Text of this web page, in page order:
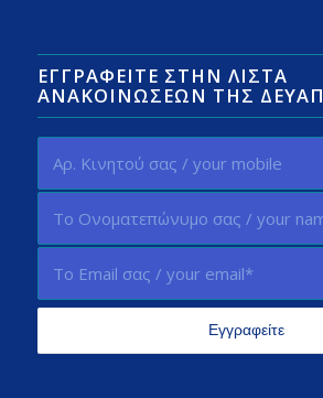
ΕΓΓΡΑΦΕΊΤΕ ΣΤΗΝ ΛΊΣΤΑ
ΑΝΑΚΟΙΝΏΣΕΩΝ ΤΗΣ ΔΕΥΑΠ